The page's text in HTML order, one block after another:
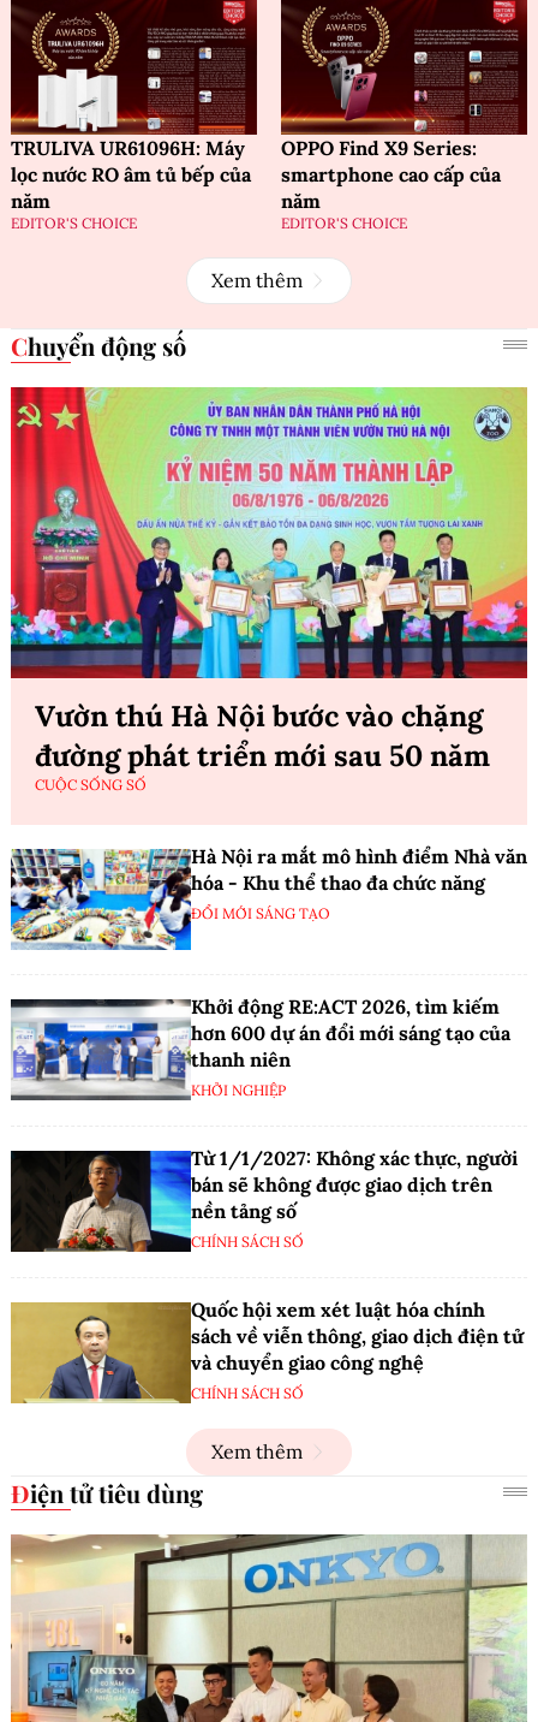
TRULIVA UR61096H: Máy
lọc nước RO âm tủ bếp của
năm
EDITOR'S CHOICE
OPPO Find X9 Series:
smartphone cao cấp của
năm
EDITOR'S CHOICE
Xem thêm
Chuyển động số
Vườn thú Hà Nội bước vào chặng
đường phát triển mới sau 50 năm
CUỘC SỐNG SỐ
Hà Nội ra mắt mô hình điểm Nhà văn
hóa - Khu thể thao đa chức năng
ĐỔI MỚI SÁNG TẠO
Khởi động RE:ACT 2026, tìm kiếm
hơn 600 dự án đổi mới sáng tạo của
thanh niên
KHỞI NGHIỆP
Từ 1/1/2027: Không xác thực, người
bán sẽ không được giao dịch trên
nền tảng số
CHÍNH SÁCH SỐ
Quốc hội xem xét luật hóa chính
sách về viễn thông, giao dịch điện tử
và chuyển giao công nghệ
CHÍNH SÁCH SỐ
Xem thêm
Điện tử tiêu dùng